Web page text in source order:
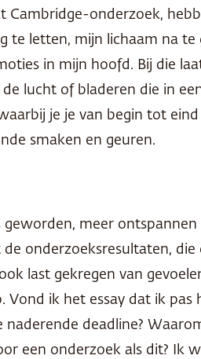
onderzoek,
letten, mijn lichaam na te
in mijn hoofd. Bij die
lucht of bladeren die in
je je van begin tot
smaken en geuren.
meer
onderzoeksresultaten,
last gekregen van
ik het essay dat ik pas
deadline?
een onderzoek als dit? Ik